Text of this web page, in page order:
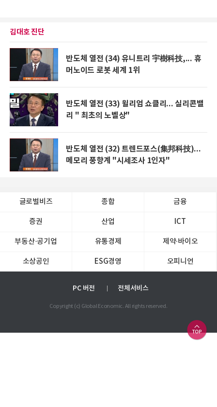
김대호 진단
반도체 열전 (34) 유니트리 宇樹科技,... 휴
머노이드 로봇 세계 1위
반도체 열전 (33) 윌리엄 쇼클리... 실리콘밸
리 " 최초의 노벨상"
반도체 열전 (32) 트렌드포스(集邦科技)...
메모리 풍향계 "시세조사 1인자"
글로벌비즈 종합 금융
증권 산업 ICT
부동산·공기업 유통경제 제약∙바이오
소상공인 ESG경영 오피니언
PC 버전 전체서비스
Copyright (c) Global Economic. All rights reserved.